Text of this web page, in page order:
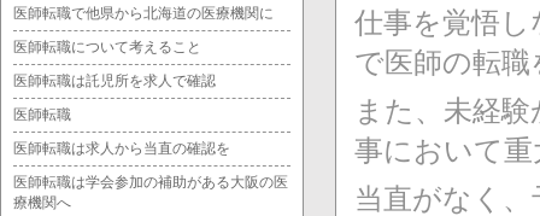
仕事を覚悟
で医師の転
また、未経
事において
当直がなく
医師転職で他県から北海道の医療機関に
医師転職について考えること
医師転職は託児所を求人で確認
医師転職
医師転職は求人から当直の確認を
医師転職は学会参加の補助がある大阪の医
療機関へ